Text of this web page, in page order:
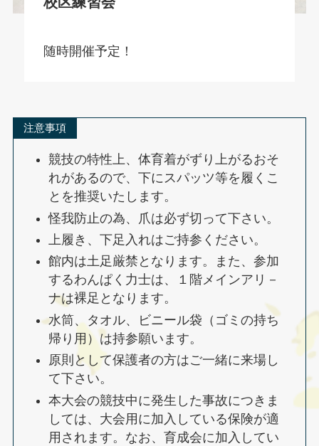
随時開催予定！
注意事項
競技の特性上、体育着がずり上がるおそ
れがあるので、下にスパッツ等を履くこ
とを推奨いたします。
怪我防止の為、爪は必ず切って下さい。
上履き、下足入れはご持参ください。
館内は土足厳禁となります。また、参加
するわんぱく力士は、１階メインアリ－
ナは裸足となります。
水筒、タオル、ビニール袋（ゴミの持ち
帰り用）は持参願います。
原則として保護者の方はご一緒に来場し
て下さい。
本大会の競技中に発生した事故につきま
しては、大会用に加入している保険が適
用されます。なお、育成会に加入してい